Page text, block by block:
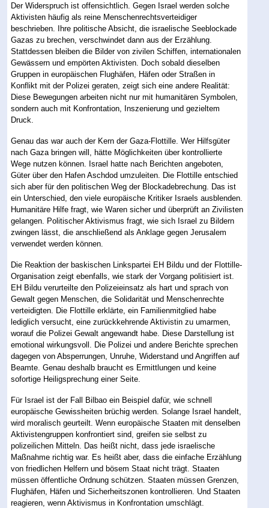
Der Widerspruch ist offensichtlich. Gegen Israel werden solche
Aktivisten häufig als reine Menschenrechtsverteidiger
beschrieben. Ihre politische Absicht, die israelische Seeblockade
Gazas zu brechen, verschwindet dann aus der Erzählung.
Stattdessen bleiben die Bilder von zivilen Schiffen, internationalen
Gewässern und empörten Aktivisten. Doch sobald dieselben
Gruppen in europäischen Flughäfen, Häfen oder Straßen in
Konflikt mit der Polizei geraten, zeigt sich eine andere Realität:
Diese Bewegungen arbeiten nicht nur mit humanitären Symbolen,
sondern auch mit Konfrontation, Inszenierung und gezieltem
Druck.
Genau das war auch der Kern der Gaza-Flottille. Wer Hilfsgüter
nach Gaza bringen will, hätte Möglichkeiten über kontrollierte
Wege nutzen können. Israel hatte nach Berichten angeboten,
Güter über den Hafen Aschdod umzuleiten. Die Flottille entschied
sich aber für den politischen Weg der Blockadebrechung. Das ist
ein Unterschied, den viele europäische Kritiker Israels ausblenden.
Humanitäre Hilfe fragt, wie Waren sicher und überprüft an Zivilisten
gelangen. Politischer Aktivismus fragt, wie sich Israel zu Bildern
zwingen lässt, die anschließend als Anklage gegen Jerusalem
verwendet werden können.
Die Reaktion der baskischen Linkspartei EH Bildu und der Flottille-
Organisation zeigt ebenfalls, wie stark der Vorgang politisiert ist.
EH Bildu verurteilte den Polizeieinsatz als hart und sprach von
Gewalt gegen Menschen, die Solidarität und Menschenrechte
verteidigten. Die Flottille erklärte, ein Familienmitglied habe
lediglich versucht, eine zurückkehrende Aktivistin zu umarmen,
worauf die Polizei Gewalt angewandt habe. Diese Darstellung ist
emotional wirkungsvoll. Die Polizei und andere Berichte sprechen
dagegen von Absperrungen, Unruhe, Widerstand und Angriffen auf
Beamte. Genau deshalb braucht es Ermittlungen und keine
sofortige Heiligsprechung einer Seite.
Für Israel ist der Fall Bilbao ein Beispiel dafür, wie schnell
europäische Gewissheiten brüchig werden. Solange Israel handelt,
wird moralisch geurteilt. Wenn europäische Staaten mit denselben
Aktivistengruppen konfrontiert sind, greifen sie selbst zu
polizeilichen Mitteln. Das heißt nicht, dass jede israelische
Maßnahme richtig war. Es heißt aber, dass die einfache Erzählung
von friedlichen Helfern und bösem Staat nicht trägt. Staaten
müssen öffentliche Ordnung schützen. Staaten müssen Grenzen,
Flughäfen, Häfen und Sicherheitszonen kontrollieren. Und Staaten
reagieren, wenn Aktivismus in Konfrontation umschlägt.